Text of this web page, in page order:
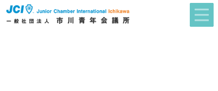
2026年度 市川青年会議所スローガン